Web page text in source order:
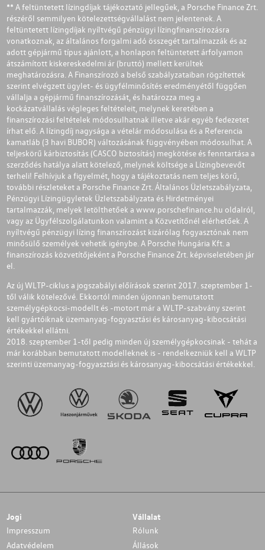
** A feltüntetett lízingdíjak tájékoztató jellegűek, a Porsche Finance Zrt.
részéről semmilyen kötelezettségvállalást nem jelentenek. A
feltüntetett lízingdíjak nyíltvégű pénzügyi lízingfinanszírozásra
vonatkoznak, az általános forgalmi adó összegét tartalmazzák és az
adott gépjármű típus ajánlott, a honlapon feltüntetett árfolyamon
átszámított kiskereskedelmi ár (bruttó) mellett kerültek
meghatározásra. A Finanszírozó a belső szabályzataiban rögzítettek
szerint elvégzett ügylet- és ügyfélminősítés eredményétől függően
vállalja a gépjármű finanszírozását, és határozza meg a
kockázatvállalás végleges feltételeit, melynek keretében a
finanszírozási feltételek módosulhatnak illetve akár egyéb fedezetet
írhat elő. A lízingdíj nagysága a vételár módosulása és a Referencia
kamatláb (3 havi BUBOR) változásának függvényében módosulhat. A
teljeskörű kárbiztosítás (CASCO biztosítás) megkötése és fenntartása a
szerződés hatálya alatt kötelező, melynek költsége a Lízingbevevőt
terheli! Felhívjuk a figyelmét, hogy a tájékoztatás nem teljes körű,
további részleteket a Porsche Finance Zrt. Általános Üzletszabályzata,
Pénzügyi Lízingügyletek Üzletszabályzata és Hirdetményei
tartalmazzák, melyek letölthetőek a www.porschefinance.hu oldalról,
vagy az Ügyfélszolgálatunkon valamint a Közvetítőnél elérhetőek. A
nyíltvégű pénzügyi lízing finanszírozást kizárólag fogyasztónak nem
minősülő személyek vehetik igénybe. A Porsche Hungária Kft. a
finanszírozás közvetítőjeként a Porsche Finance Zrt. képviseletében jár
el.
Az új WLTP-ciklus a jogszabályi előírások szerint 2017. szeptember 1-
től válik kötelezővé. Ekkortól minden újonnan bemutatott
személygépkocsi-modellt és -motort már a WLTP-szabvány szerint
kell gyártóiknak üzemanyag-fogyasztási és károsanyag-kibocsátási
értékekkel ellátni.
2018. szeptember 1-től pedig minden új személygépkocsinak - tehát a
már korábban bemutatott modelleknek is - rendelkezniük kell a WLTP
szerinti üzemanyag-fogyasztási és károsanyag-kibocsátási értékekkel.
Jogi
Impresszum
Adatvédelem
Vállalat
Rólunk
Állások